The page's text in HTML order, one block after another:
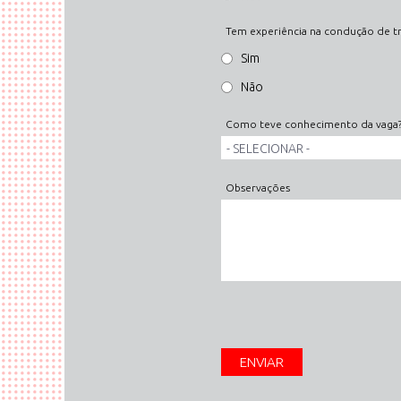
Tem experiência na condução de
Sim
Não
Como teve conhecimento da vaga?
Observações